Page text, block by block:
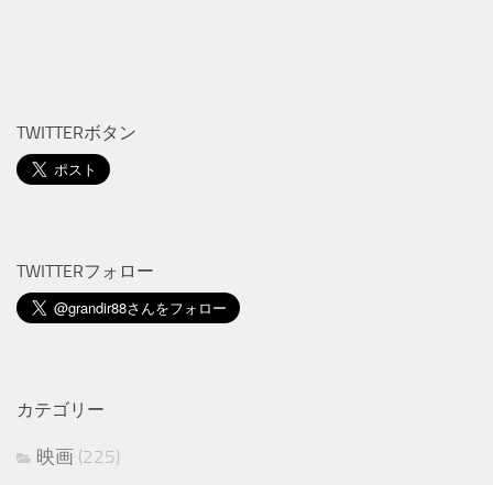
TWITTERボタン
TWITTERフォロー
カテゴリー
映画 (225)